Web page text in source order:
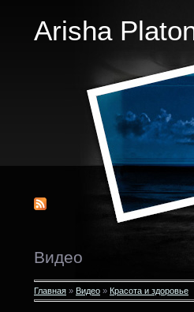
Arisha
Видео
Главная » Видео » Красота и здоровье